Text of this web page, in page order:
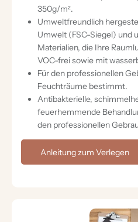
350g/m².
Umweltfreundlich
Umwelt (FSC-Siegel) und
Materialien, die Ihre
VOC-frei sowie mit
Für den professionellen
Feuchträume bestimmt.
Antibakterielle,
feuerhemmende
den professionellen
Anleitung zum Verlegen